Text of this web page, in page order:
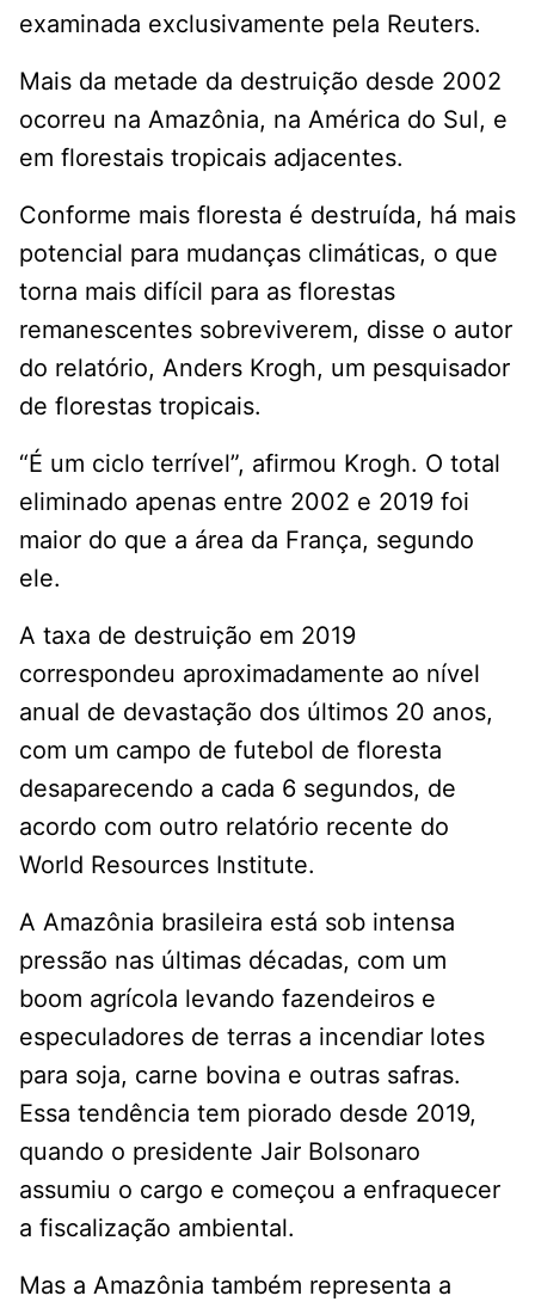
examinada exclusivamente pela Reuters.
Mais da metade da destruição desde 2002
ocorreu na Amazônia, na América do Sul, e
em florestais tropicais adjacentes.
Conforme mais floresta é destruída, há mais
potencial para mudanças climáticas, o que
torna mais difícil para as florestas
remanescentes sobreviverem, disse o autor
do relatório, Anders Krogh, um pesquisador
de florestas tropicais.
“É um ciclo terrível”, afirmou Krogh. O total
eliminado apenas entre 2002 e 2019 foi
maior do que a área da França, segundo
ele.
A taxa de destruição em 2019
correspondeu aproximadamente ao nível
anual de devastação dos últimos 20 anos,
com um campo de futebol de floresta
desaparecendo a cada 6 segundos, de
acordo com outro relatório recente do
World Resources Institute.
A Amazônia brasileira está sob intensa
pressão nas últimas décadas, com um
boom agrícola levando fazendeiros e
especuladores de terras a incendiar lotes
para soja, carne bovina e outras safras.
Essa tendência tem piorado desde 2019,
quando o presidente Jair Bolsonaro
assumiu o cargo e começou a enfraquecer
a fiscalização ambiental.
Mas a Amazônia também representa a